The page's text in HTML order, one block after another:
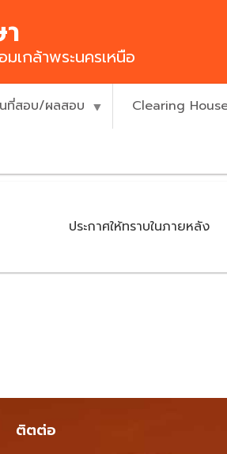
มเกล้าพระนครเหนือ
ที่สอบ/ผลสอบ Clearing
ประกาศให้ทราบในภายหลัง
ติตต่อ